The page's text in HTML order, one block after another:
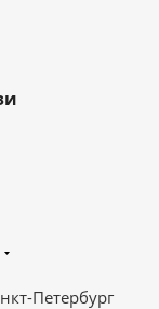
Петербург